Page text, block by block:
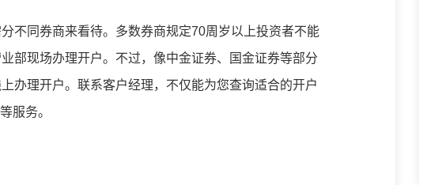
不同券商来看待。多数券商规定70周岁以上投资者不能
部现场办理开户。不过，像中金证券、国金证券等部分
办理开户。联系客户经理，不仅能为您查询适合的开户
服务。